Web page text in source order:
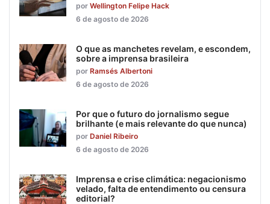
por Wellington Felipe Hack
6 de agosto de 2026
O que as manchetes revelam, e escondem,
sobre a imprensa brasileira
por Ramsés Albertoni
6 de agosto de 2026
Por que o futuro do jornalismo segue
brilhante (e mais relevante do que nunca)
por Daniel Ribeiro
6 de agosto de 2026
Imprensa e crise climática: negacionismo
velado, falta de entendimento ou censura
editorial?